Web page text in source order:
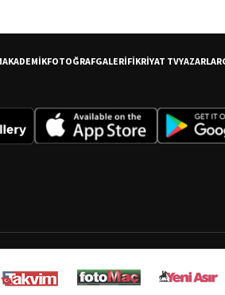
AKADEMİKFOTOĞRAFGALERİFİKRİYAT TVYAZARLAR